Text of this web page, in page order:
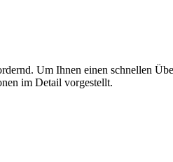
Um Ihnen einen schnellen
im Detail vorgestellt.